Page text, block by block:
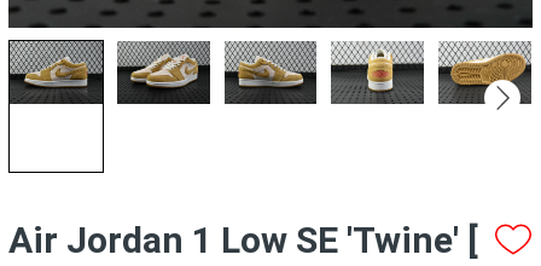
Air Jordan 1 Low SE 'Twine' [